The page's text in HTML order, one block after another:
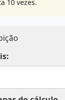
10 vezes.